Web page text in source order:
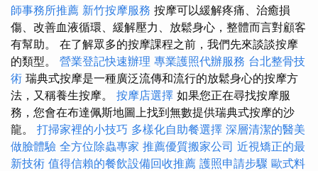
師事務所推薦 新竹按摩服務 按摩可以緩解疼痛、治癒損
傷、改善血液循環、緩解壓力、放鬆身心，整體而言對顧客
有幫助。 在了解眾多的按摩課程之前，我們先來談談按摩
的類型。 營業登記快速辦理 專業護照代辦服務 台北整骨技
術 瑞典式按摩是一種廣泛流傳和流行的放鬆身心的按摩方
法，又稱養生按摩。 按摩店選擇 如果您正在尋找按摩服
務，您會在布達佩斯地圖上找到無數提供瑞典式按摩的沙
龍。 打掃家裡的小技巧 多樣化自助餐選擇 深層清潔的醫美
做臉體驗 全方位除蟲專家 推薦優質搬家公司 近視矯正的最
新技術 值得信賴的餐飲設備回收推薦 護照申請步驟 歐式料